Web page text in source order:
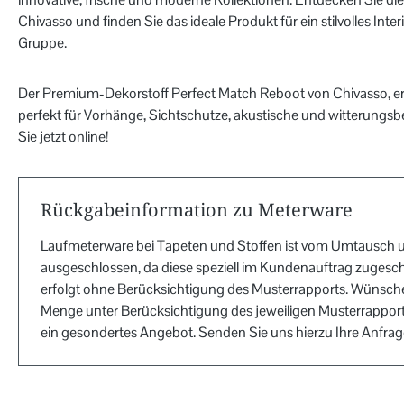
Chivasso und finden Sie das ideale Produkt für ein stilvolles
Gruppe.
Der Premium-Dekorstoff Perfect Match Reboot von Chivasso,
perfekt für Vorhänge, Sichtschutze, akustische und
Sie jetzt online!
Rückgabeinformation zu Meterware
Laufmeterware bei Tapeten und Stoffen ist vom Umtausch
ausgeschlossen, da diese speziell im Kundenauftrag
erfolgt ohne Berücksichtigung des Musterrapports.
Menge unter Berücksichtigung des jeweiligen
ein gesondertes Angebot. Senden Sie uns hierzu Ihre